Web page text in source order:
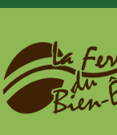
Jump to Content